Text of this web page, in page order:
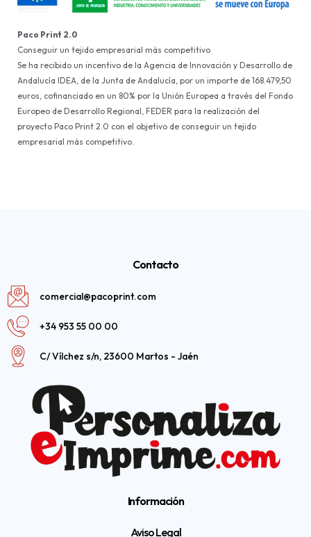
Paco Print 2.0
Conseguir un tejido empresarial más competitivo
Se ha recibido un incentivo de la Agencia de Innovación y Desarrollo de
Andalucía IDEA, de la Junta de Andalucía, por un importe de 168.479,50
euros, cofinanciado en un 80% por la Unión Europea a través del Fondo
Europeo de Desarrollo Regional, FEDER para la realización del
proyecto Paco Print 2.0 con el objetivo de conseguir un tejido
empresarial más competitivo.
Contacto
comercial@pacoprint.com
+34 953 55 00 00
C/ Vílchez s/n, 23600 Martos - Jaén
Información
Aviso Legal